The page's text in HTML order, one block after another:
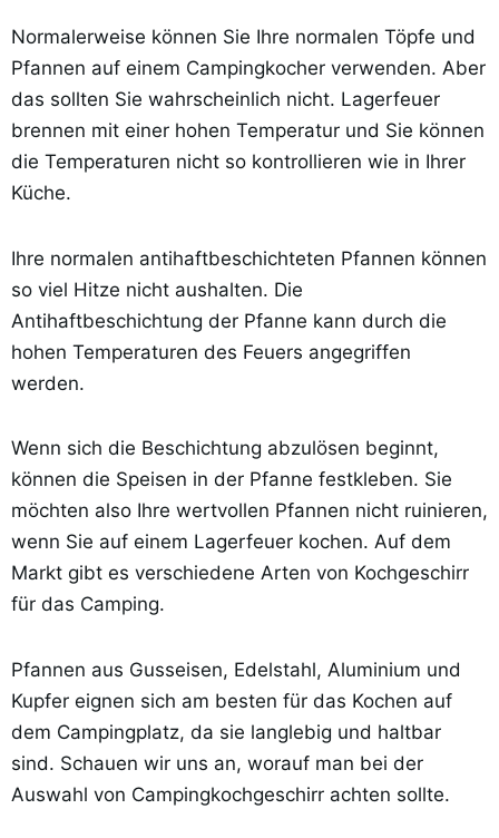
Normalerweise können Sie Ihre normalen Töpfe und
Pfannen auf einem Campingkocher verwenden. Aber
das sollten Sie wahrscheinlich nicht. Lagerfeuer
brennen mit einer hohen Temperatur und Sie können
die Temperaturen nicht so kontrollieren wie in Ihrer
Küche.
Ihre normalen antihaftbeschichteten Pfannen können
so viel Hitze nicht aushalten. Die
Antihaftbeschichtung der Pfanne kann durch die
hohen Temperaturen des Feuers angegriffen
werden.
Wenn sich die Beschichtung abzulösen beginnt,
können die Speisen in der Pfanne festkleben. Sie
möchten also Ihre wertvollen Pfannen nicht ruinieren,
wenn Sie auf einem Lagerfeuer kochen. Auf dem
Markt gibt es verschiedene Arten von Kochgeschirr
für das Camping.
Pfannen aus Gusseisen, Edelstahl, Aluminium und
Kupfer eignen sich am besten für das Kochen auf
dem Campingplatz, da sie langlebig und haltbar
sind. Schauen wir uns an, worauf man bei der
Auswahl von Campingkochgeschirr achten sollte.